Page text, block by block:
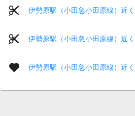
伊勢原駅（小田急小田原線）近
伊勢原駅（小田急小田原線）近
伊勢原駅（小田急小田原線）近